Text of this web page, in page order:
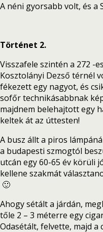
A néni gyorsabb volt, és a
Történet 2.
Visszafele szintén a 272 -
Kosztolányi Dezső térnél
fékezett egy nagyot, és
sofőr technikásabbnak
majdnem belehajtott egy
keltek át az úttesten!
A busz állt a piros
a budapesti szmogtól
utcán egy 60-65 év körüli
kellene szakmát
🙂
Ahogy sétált a járdán,
tőle 2 – 3 méterre egy
Odasétált, felvette, majd